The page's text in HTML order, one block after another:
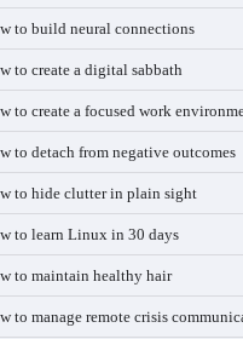
to build neural connections
to create a digital sabbath
to create a focused work
to detach from negative outcomes
to hide clutter in plain sight
to learn Linux in 30 days
to maintain healthy hair
to manage remote crisis